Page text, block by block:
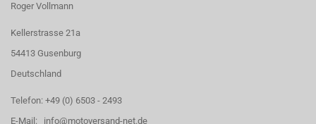
Roger Vollmann
Kellerstrasse 21a
54413 Gusenburg
Deutschland
Telefon: +49 (0) 6503 - 2493
E-Mail: info@motoversand-net.de